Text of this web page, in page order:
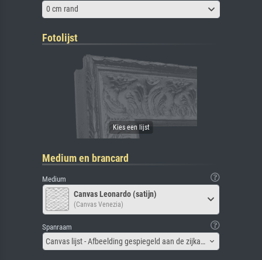
0 cm rand
Fotolijst
Medium en brancard
Medium
Canvas Leonardo (satijn)
(Canvas Venezia)
Spanraam
Canvas lijst - Afbeelding gespiegeld aan de zijkant